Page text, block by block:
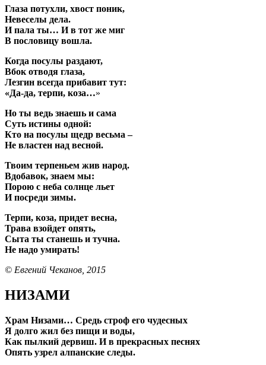
Глаза потухли, хвост поник,
Невеселы дела.
И пала ты… И в тот же миг
В пословицу вошла.
Когда посулы раздают,
Вбок отводя глаза,
Лезгин всегда прибавит тут:
«Да-да, терпи, коза…»
Но ты ведь знаешь и сама
Суть истины одной:
Кто на посулы щедр весьма –
Не властен над весной.
Твоим терпеньем жив народ.
Вдобавок, знаем мы:
Порою с неба солнце льет
И посреди зимы.
Терпи, коза, придет весна,
Трава взойдет опять,
Сыта ты станешь и тучна.
Не надо умирать!
© Евгений Чеканов, 2015
НИЗАМИ
Храм Низами… Средь строф его чудесных
Я долго жил без пищи и воды,
Как пылкий дервиш. И в прекрасных песнях
Опять узрел алпанские следы.